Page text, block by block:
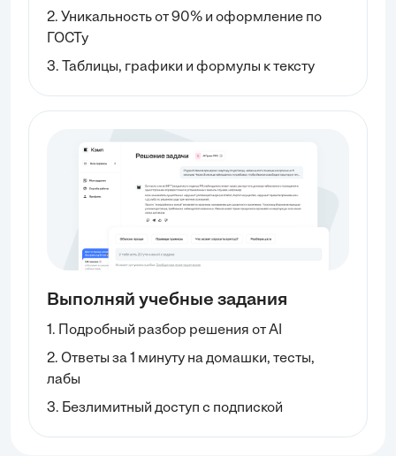
2. Уникальность от 90% и оформление по
ГОСТу
3. Таблицы, графики и формулы к тексту
Выполняй учебные задания
1. Подробный разбор решения от AI
2. Ответы за 1 минуту на домашки, тесты,
лабы
3. Безлимитный доступ с подпиской